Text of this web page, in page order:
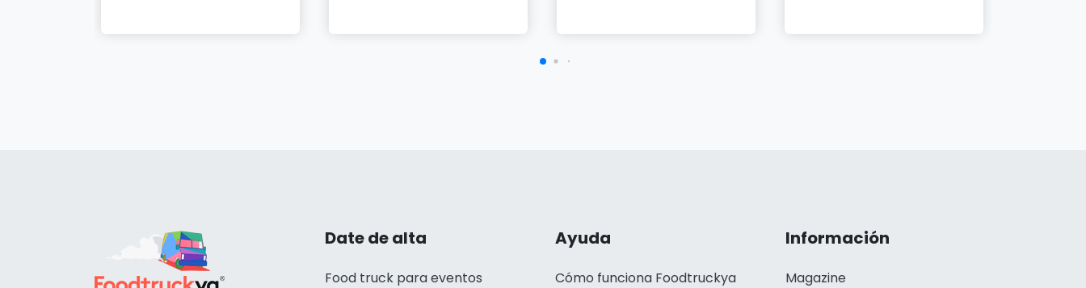
Date de alta
Food truck para eventos
Ayuda
Cómo funciona Foodtruckya
Información
Magazine